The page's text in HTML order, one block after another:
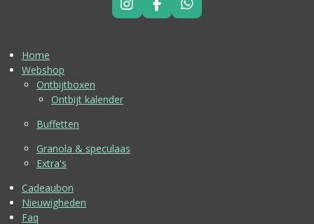
I
N
F
A
W
H
Home
Webshop
Ontbijtboxen
Ontbijt kalender
Buffetten
Granola & speculaas
Extra's
Cadeaubon
Nieuwigheden
Faq